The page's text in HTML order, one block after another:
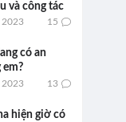
và công tác
2023 15
có an
em?
2023 13
hiện giờ có